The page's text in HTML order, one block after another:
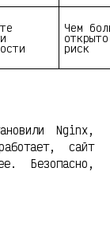
Чем
риск
Nginx,
сайт
Безопасно,